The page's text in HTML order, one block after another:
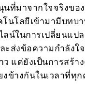
นที่มาจากใจจริงข
นโลยีเข้ามามีบทบ
ลน์ในการเปลี่ยนแป
ะส่งข้อความกำลังใ
แต่ยังเป็นการสร้า
ข้างกันในเวลาที่ทุ